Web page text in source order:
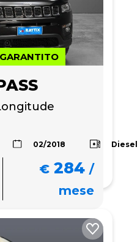
02/2018 Diesel
€ 284 /
mese